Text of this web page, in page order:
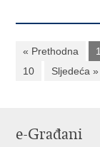
« Prethodna 1
10
Sljedeća »
e-Građani